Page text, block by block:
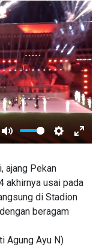
Mute Settings
ajang Pekan
akhirnya usai pada
di Stadion
beragam
Agung Ayu N)